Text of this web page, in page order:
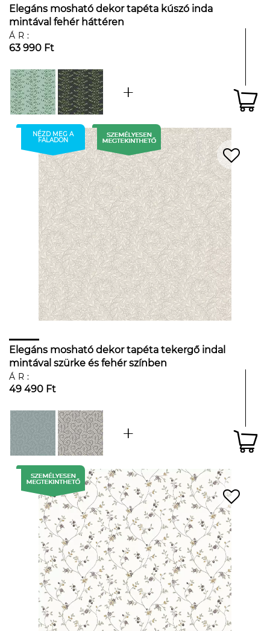
Elegáns mosható dekor tapéta kúszó inda
mintával fehér háttéren
ÁR:
63 990 Ft
NÉZD MEG A
FALADON
Elegáns mosható dekor tapéta tekergő indal
mintával szürke és fehér színben
ÁR:
49 490 Ft